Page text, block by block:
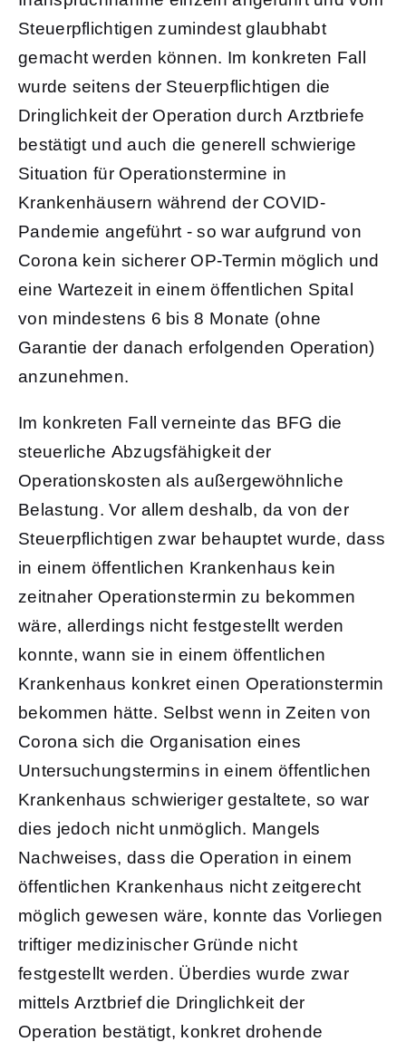
Steuerpflichtigen zumindest glaubhabt
gemacht werden können. Im konkreten Fall
wurde seitens der Steuerpflichtigen die
Dringlichkeit der Operation durch Arztbriefe
bestätigt und auch die generell schwierige
Situation für Operationstermine in
Krankenhäusern während der COVID-
Pandemie angeführt - so war aufgrund von
Corona kein sicherer OP-Termin möglich und
eine Wartezeit in einem öffentlichen Spital
von mindestens 6 bis 8 Monate (ohne
Garantie der danach erfolgenden Operation)
anzunehmen.
Im konkreten Fall verneinte das BFG die
steuerliche Abzugsfähigkeit der
Operationskosten als außergewöhnliche
Belastung. Vor allem deshalb, da von der
Steuerpflichtigen zwar behauptet wurde, dass
in einem öffentlichen Krankenhaus kein
zeitnaher Operationstermin zu bekommen
wäre, allerdings nicht festgestellt werden
konnte, wann sie in einem öffentlichen
Krankenhaus konkret einen Operationstermin
bekommen hätte. Selbst wenn in Zeiten von
Corona sich die Organisation eines
Untersuchungstermins in einem öffentlichen
Krankenhaus schwieriger gestaltete, so war
dies jedoch nicht unmöglich. Mangels
Nachweises, dass die Operation in einem
öffentlichen Krankenhaus nicht zeitgerecht
möglich gewesen wäre, konnte das Vorliegen
triftiger medizinischer Gründe nicht
festgestellt werden. Überdies wurde zwar
mittels Arztbrief die Dringlichkeit der
Operation bestätigt, konkret drohende